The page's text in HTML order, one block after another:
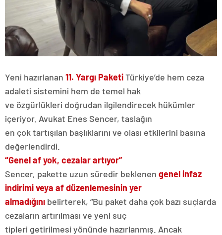
Yeni hazırlanan 11. Yargı PaketiTürkiye’de hem ceza
adaleti sistemini hem de temel hak
ve özgürlükleri doğrudan ilgilendirecek hükümler
içeriyor. Avukat Enes Sencer, taslağın
en çok tartışılan başlıklarını ve olası etkilerini basına
değerlendirdi.
“Genel af yok, cezalar artıyor”
Sencer, pakette uzun süredir beklenen genel infaz
indirimi veya af düzenlemesinin yer
almadığını belirterek, “Bu paket daha çok bazı suçlarda
cezaların artırılması ve yeni suç
tipleri getirilmesi yönünde hazırlanmış. Ancak